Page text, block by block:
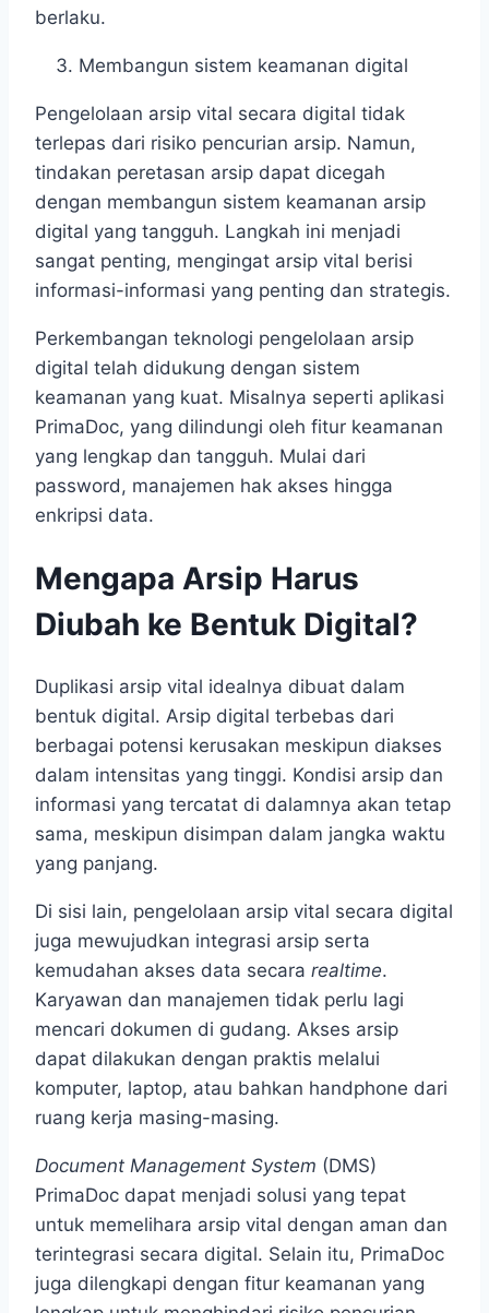
berlaku.
Membangun sistem keamanan digital
Pengelolaan arsip vital secara digital tidak
terlepas dari risiko pencurian arsip. Namun,
tindakan peretasan arsip dapat dicegah
dengan membangun sistem keamanan arsip
digital yang tangguh. Langkah ini menjadi
sangat penting, mengingat arsip vital berisi
informasi-informasi yang penting dan strategis.
Perkembangan teknologi pengelolaan arsip
digital telah didukung dengan sistem
keamanan yang kuat. Misalnya seperti aplikasi
PrimaDoc, yang dilindungi oleh fitur keamanan
yang lengkap dan tangguh. Mulai dari
password, manajemen hak akses hingga
enkripsi data.
Mengapa Arsip Harus
Diubah ke Bentuk Digital?
Duplikasi arsip vital idealnya dibuat dalam
bentuk digital. Arsip digital terbebas dari
berbagai potensi kerusakan meskipun diakses
dalam intensitas yang tinggi. Kondisi arsip dan
informasi yang tercatat di dalamnya akan tetap
sama, meskipun disimpan dalam jangka waktu
yang panjang.
Di sisi lain, pengelolaan arsip vital secara digital
juga mewujudkan integrasi arsip serta
kemudahan akses data secara realtime.
Karyawan dan manajemen tidak perlu lagi
mencari dokumen di gudang. Akses arsip
dapat dilakukan dengan praktis melalui
komputer, laptop, atau bahkan handphone dari
ruang kerja masing-masing.
Document Management System (DMS)
PrimaDoc dapat menjadi solusi yang tepat
untuk memelihara arsip vital dengan aman dan
terintegrasi secara digital. Selain itu, PrimaDoc
juga dilengkapi dengan fitur keamanan yang